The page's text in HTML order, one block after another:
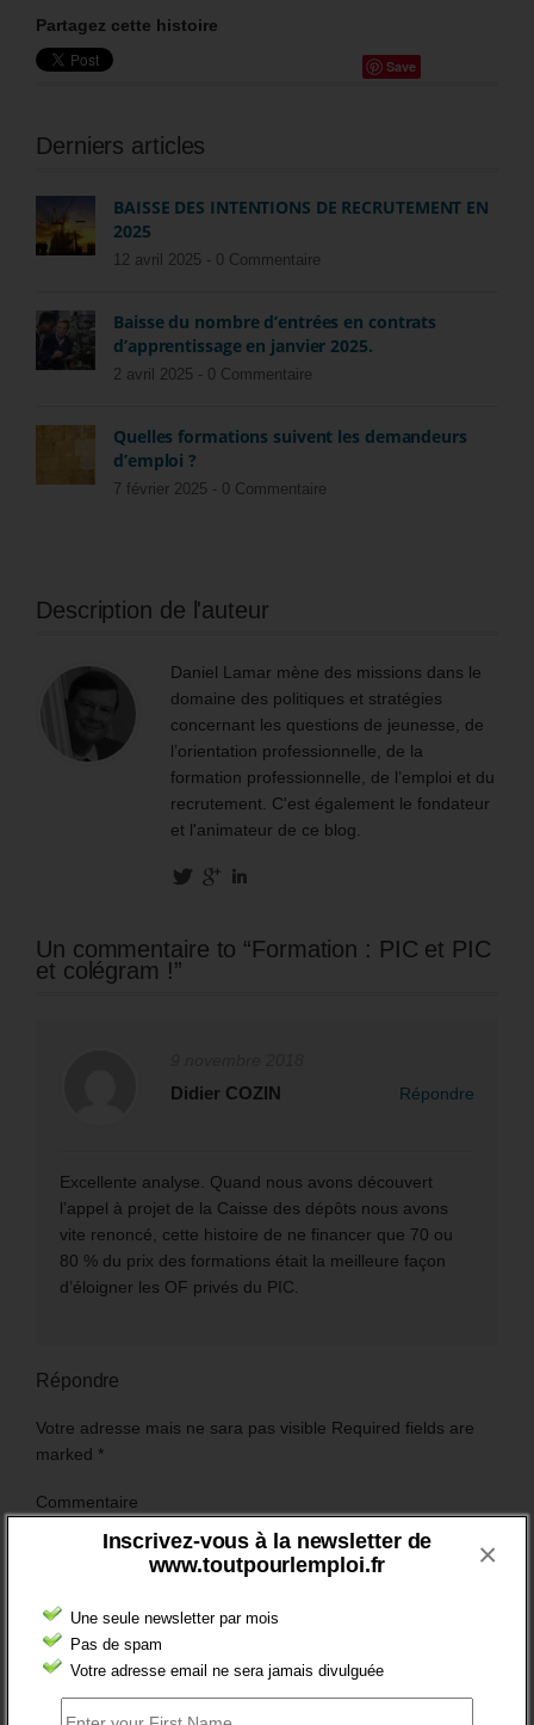
Inscrivez-vous à la newsletter de
www.toutpourlemploi.fr
Une seule newsletter par mois
Pas de spam
Votre adresse email ne sera jamais divulguée
×
Partagez cette histoire
Save
Derniers articles
BAISSE DES INTENTIONS DE RECRUTEMENT EN
2025
12 avril 2025 - 0 Commentaire
Baisse du nombre d’entrées en contrats
d’apprentissage en janvier 2025.
2 avril 2025 - 0 Commentaire
Quelles formations suivent les demandeurs
d’emploi ?
7 février 2025 - 0 Commentaire
Description de l'auteur
Daniel Lamar mène des missions dans le
domaine des politiques et stratégies
concernant les questions de jeunesse, de
l’orientation professionnelle, de la
formation professionnelle, de l’emploi et du
recrutement. C'est également le fondateur
et l'animateur de ce blog.
Un commentaire to “Formation : PIC et PIC
et colégram !”
Didier COZIN Répondre
Excellente analyse. Quand nous avons découvert
l’appel à projet de la Caisse des dépôts nous avons
vite renoncé, cette histoire de ne financer que 70 ou
80 % du prix des formations était la meilleure façon
d’éloigner les OF privés du PIC.
Répondre
Votre adresse mais ne sara pas visible Required fields are
marked *
Commentaire